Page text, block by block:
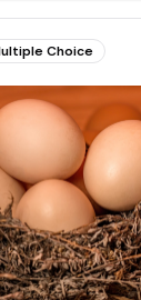
Choice